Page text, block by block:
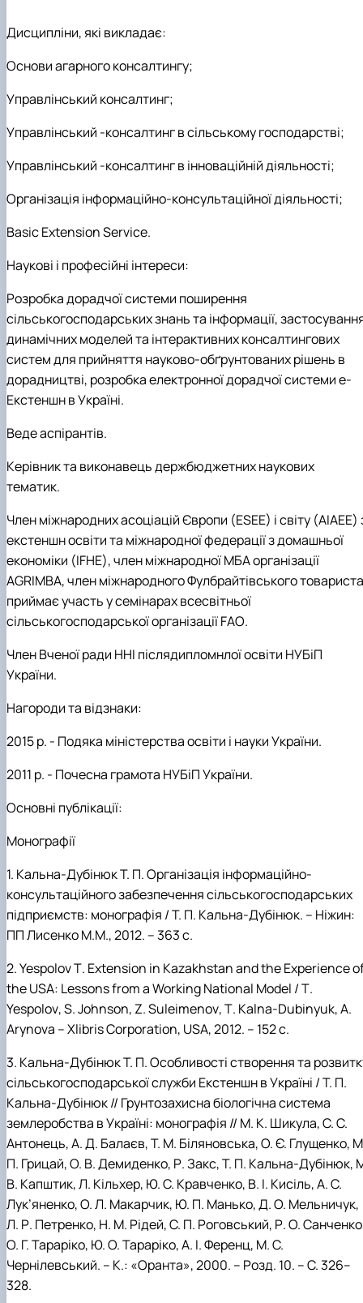
Дисципліни, які викладає:
Основи агарного консалтингу;
Управлінський консалтинг;
Управлінський -консалтинг в сільському господарстві;
Управлінський -консалтинг в інноваційній діяльності;
Організація інформаційно-консультаційної діяльності;
BasicExtensionService.
Наукові і професійні інтереси:
Розробкадорадчої системи поширення
сільськогосподарських знань та інформації,
динамічних моделей та інтерактивних консалтингових
систем для прийняття науково-обґрунтованих рішень в
дорадництві, розробкаелектронної дорадчої системи е-
Екстеншн в Україні.
Веде аспірантів.
Керівник та виконавець держбюджетних наукових
тематик.
Член міжнароднихасоціаційЄвропи (ЕSЕЕ) і світу (AIAEE)
екстеншн освіти та міжнародної федерації з домашньої
економіки (IFHE), член міжнародної МБА організації
AGRIMBA, член міжнародного Фулбрайтівського
приймає участь у семінарах всесвітньої
сільськогосподарської організаціїFAO.
Член Вченої ради ННІ післядипломнлої освіти НУБіП
України.
Нагороди та відзнаки:
2015 р. - Подяка міністерства освіти і науки України.
2011 р. - Почесна грамота НУБіП України.
Основні публікації:
Монографії
1. Кальна-ДубінюкТ. П. Організація інформаційно-
консультаційного забезпечення сільськогосподарських
підприємств: монографія / Т. П. Кальна-Дубінюк. – Ніжин:
ПП Лисенко М.М., 2012. – 363 с.
2.YespolovT. Extension in KazakhstanandtheExperience
theUSA: LessonsfromaWorkingNational Model /T.
Yespolov,S.Johnson, Z.Suleimenov,T. Kalna-Dubinyuk,A.
Arynova –XlibrisCorporation, USA, 2012. – 152 с.
3. Кальна-ДубінюкТ. П. Особливості створення та
сільськогосподарської служби Екстеншн в Україні / Т. П.
Кальна-Дубінюк // Грунтозахисна біологічна система
землеробства в Україні: монографія // М. К. Шикула, С.С.
Антонець, А.Д. Балаєв, Т. М. Біляновська, О.Є. Глущенко,
П. Грицай, О. В.Демиденко, Р.Закс, Т. П. Кальна-Дубінюк,
В. Капштик,Л. Кільхер, Ю.С. Кравченко, В. І. Кисіль, А.С.
Лук’яненко, О.Л. Макарчик, Ю. П. Манько, Д.О. Мельничук,
Л. Р. Петренко, Н. М. Рідей, С. П. Роговський, Р.О.
О. Г.Тараріко, Ю.О.Тараріко, А. І.Ференц, М.С.
Чернілевський. – К.: «Оранта», 2000. – Розд. 10. –С. 326–
328.